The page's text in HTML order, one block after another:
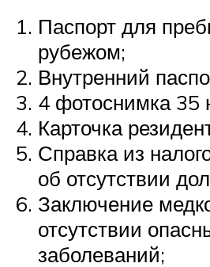
Паспорт для
рубежом;
Внутренний
4 фотоснимка 35
Карточка
Справка из
об отсутствии
Заключение
отсутствии
заболеваний;